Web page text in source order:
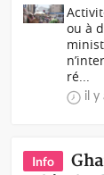
ou à
ré...
il y
Info